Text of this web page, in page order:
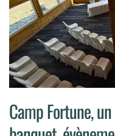
Camp Fortune,